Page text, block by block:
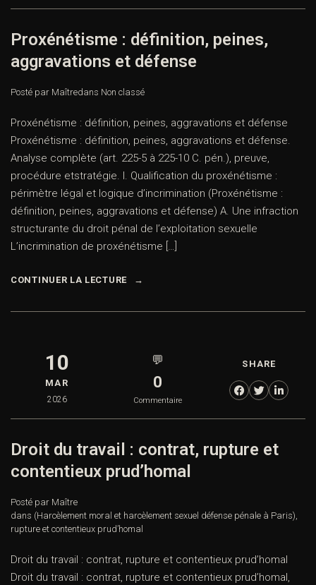
Proxénétisme : définition, peines,
aggravations et défense
Posté par Maîtredans Non classé
Proxénétisme : définition, peines, aggravations et défense
Proxénétisme : définition, peines, aggravations et défense.
Analyse complète (art. 225-5 à 225-10 C. pén.), preuve,
procédure etstratégie. I. Qualification du proxénétisme :
périmètre légal et logique d’incrimination (Proxénétisme :
définition, peines, aggravations et défense) A. Une infraction
structurante du droit pénal de l’exploitation sexuelle
L’incrimination de proxénétisme […]
CONTINUER LA LECTURE
10
MAR
2026
💬
0
Commentaire
SHARE
Droit du travail : contrat, rupture et
contentieux prud’homal
Posté par Maître
dans (Harcèlement moral et harcèlement sexuel défense pénale à Paris),
rupture et contentieux prud’homal
Droit du travail : contrat, rupture et contentieux prud’homal
Droit du travail : contrat, rupture et contentieux prud’homal,